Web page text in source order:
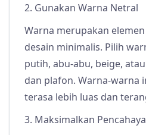
2. Gunakan Warna Netral
Warna merupakan
desain minimalis. Pilih
putih, abu-abu, beige,
dan plafon. Warna-warna
terasa lebih luas dan
3. Maksimalkan